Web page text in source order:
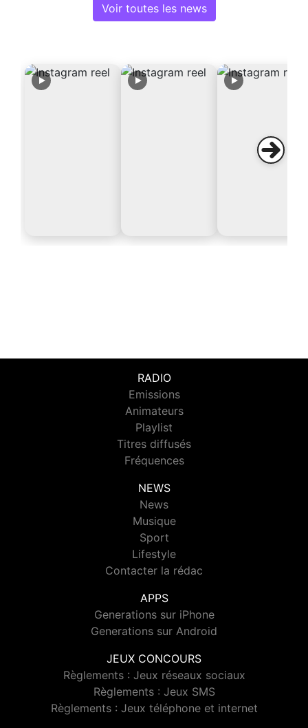
Voir toutes les news
RADIO
Emissions
Animateurs
Playlist
Titres diffusés
Fréquences
NEWS
News
Musique
Sport
Lifestyle
Contacter la rédac
APPS
Generations sur iPhone
Generations sur Android
JEUX CONCOURS
Règlements : Jeux réseaux sociaux
Règlements : Jeux SMS
Règlements : Jeux téléphone et internet